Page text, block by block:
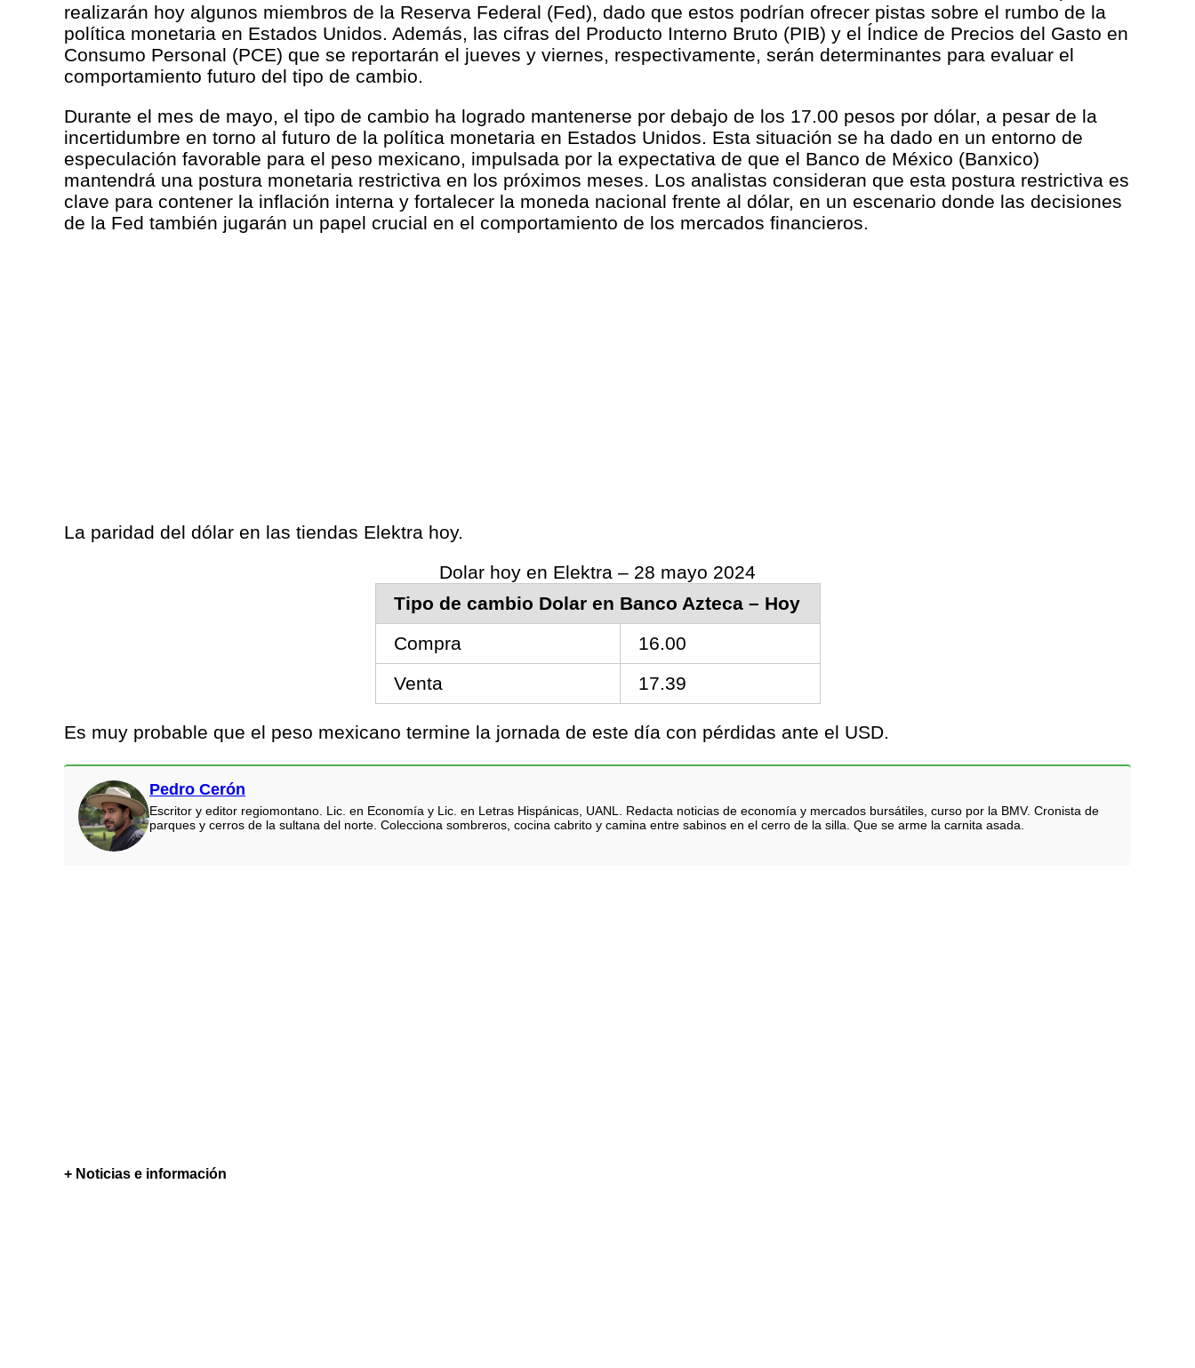
realizarán hoy algunos miembros de la Reserva Federal (Fed), dado que estos podrían ofrecer pistas sobre el rumbo de la
política monetaria en Estados Unidos. Además, las cifras del Producto Interno Bruto (PIB) y el Índice de Precios del Gasto en
Consumo Personal (PCE) que se reportarán el jueves y viernes, respectivamente, serán determinantes para evaluar el
comportamiento futuro del tipo de cambio.
Durante el mes de mayo, el tipo de cambio ha logrado mantenerse por debajo de los 17.00 pesos por dólar, a pesar de la
incertidumbre en torno al futuro de la política monetaria en Estados Unidos. Esta situación se ha dado en un entorno de
especulación favorable para el peso mexicano, impulsada por la expectativa de que el Banco de México (Banxico)
mantendrá una postura monetaria restrictiva en los próximos meses. Los analistas consideran que esta postura restrictiva es
clave para contener la inflación interna y fortalecer la moneda nacional frente al dólar, en un escenario donde las decisiones
de la Fed también jugarán un papel crucial en el comportamiento de los mercados financieros.
La paridad del dólar en las tiendas Elektra hoy.
Dolar hoy en Elektra – 28 mayo 2024
Tipo de cambio Dolar en Banco Azteca – Hoy
Compra
16.00
Venta
17.39
Es muy probable que el peso mexicano termine la jornada de este día con pérdidas ante el USD.
Pedro Cerón
Escritor y editor regiomontano. Lic. en Economía y Lic. en Letras Hispánicas, UANL. Redacta noticias de economía y mercados bursátiles, curso por la BMV. Cronista de
parques y cerros de la sultana del norte. Colecciona sombreros, cocina cabrito y camina entre sabinos en el cerro de la silla. Que se arme la carnita asada.
+ Noticias e información